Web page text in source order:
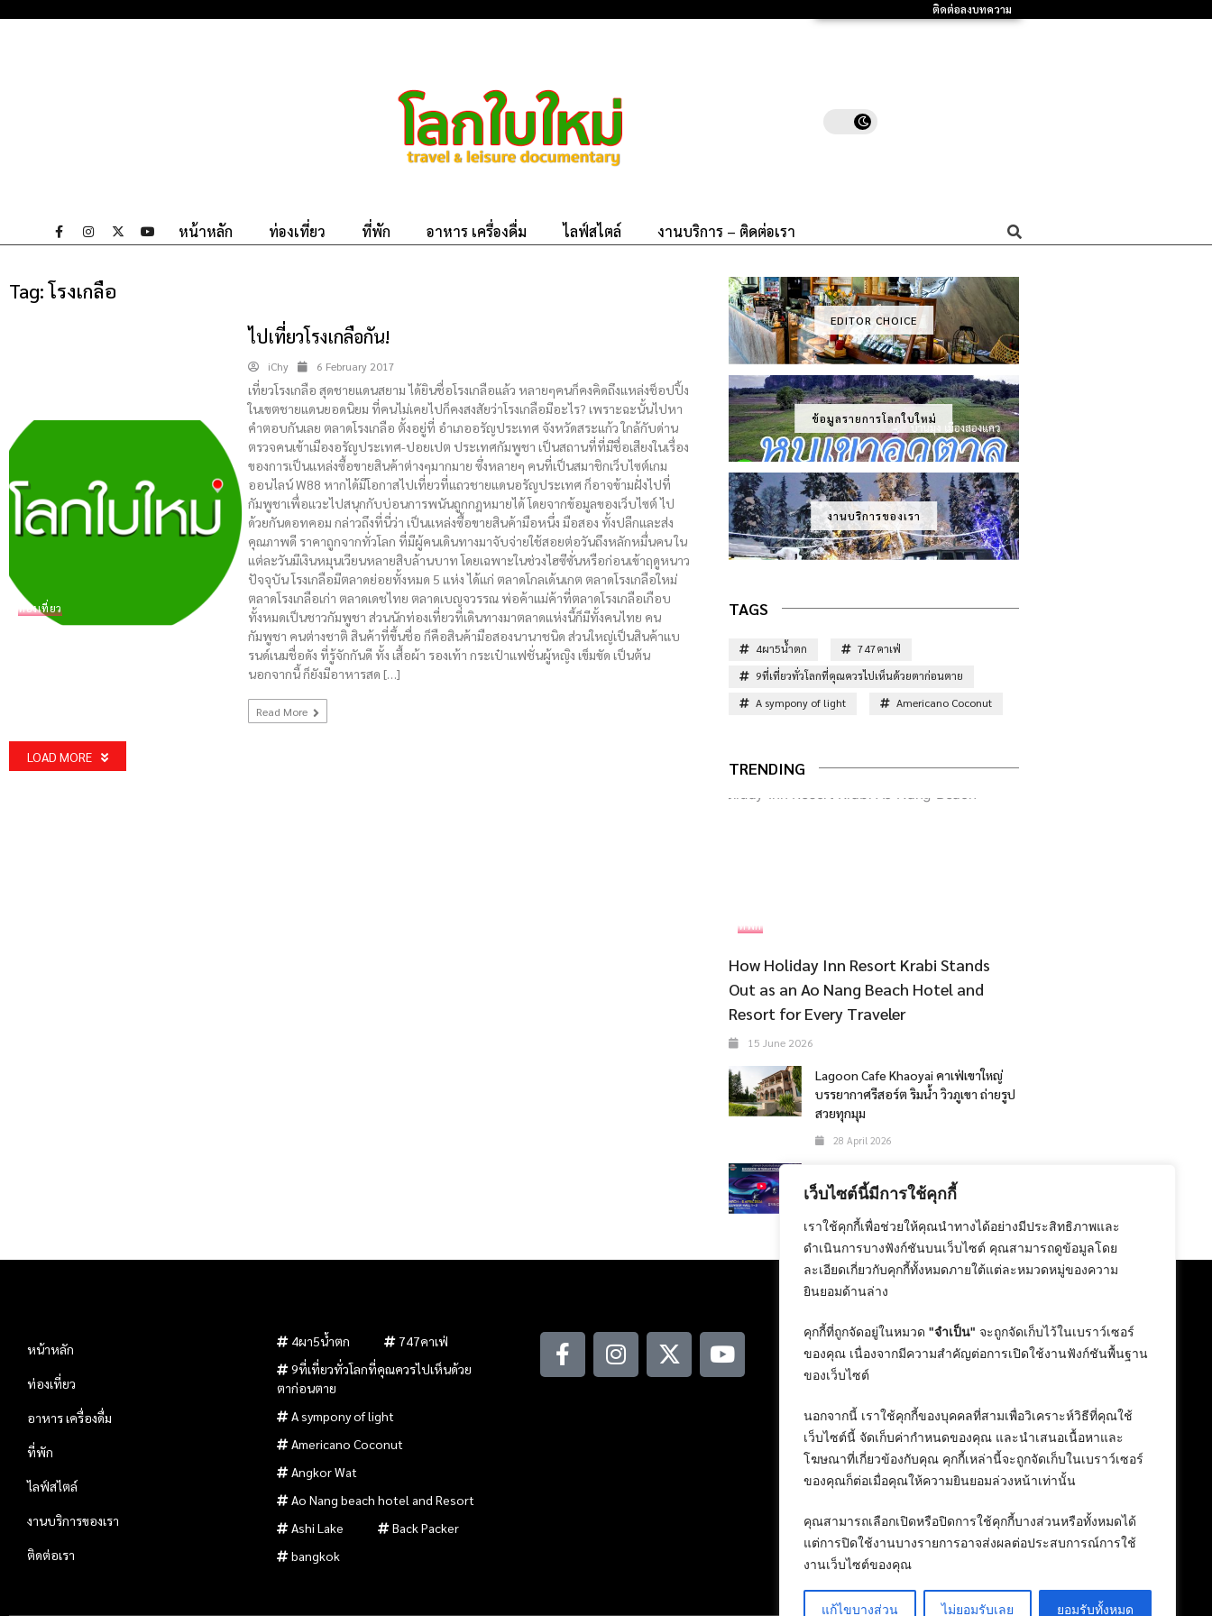
เว็บไซต์นี้มีการใช้คุกกี้
เราใช้คุกกี้เพื่อช่วยให้คุณนำทางได้อย่างมีประสิทธิภาพและ
ดำเนินการบางฟังก์ชันบนเว็บไซต์ คุณสามารถดูข้อมูลโดย
ละเอียดเกี่ยวกับคุกกี้ทั้งหมดภายใต้แต่ละหมวดหมู่ของความ
ยินยอมด้านล่าง
คุกกี้ที่ถูกจัดอยู่ในหมวด "จำเป็น" จะถูกจัดเก็บไว้ในเบราว์เซอร์
ของคุณ เนื่องจากมีความสำคัญต่อการเปิดใช้งานฟังก์ชันพื้นฐาน
ของเว็บไซต์
นอกจากนี้ เราใช้คุกกี้ของบุคคลที่สามเพื่อวิเคราะห์วิธีที่คุณใช้
เว็บไซต์นี้ จัดเก็บค่ากำหนดของคุณ และนำเสนอเนื้อหาและ
โฆษณาที่เกี่ยวข้องกับคุณ คุกกี้เหล่านี้จะถูกจัดเก็บในเบราว์เซอร์
ของคุณก็ต่อเมื่อคุณให้ความยินยอมล่วงหน้าเท่านั้น
คุณสามารถเลือกเปิดหรือปิดการใช้คุกกี้บางส่วนหรือทั้งหมดได้
แต่การปิดใช้งานบางรายการอาจส่งผลต่อประสบการณ์การใช้
งานเว็บไซต์ของคุณ
แก้ไขบางส่วน ไม่ยอมรับเลย ยอมรับทั้งหมด
ติดต่อลงบทความ
หน้าหลัก ท่องเที่ยว ที่พัก อาหาร เครื่องดื่ม ไลฟ์สไตล์ งานบริการ – ติดต่อเรา
Tag:โรงเกลือ
ท่องเที่ยว
ไปเที่ยวโรงเกลือกัน!
iChy 6 February 2017
เที่ยวโรงเกลือ สุดชายแดนสยาม ได้ยินชื่อโรงเกลือแล้ว หลายๆคนก็คงคิดถึงแหล่งช็อปปิ้ง
ในเขตชายแดนยอดนิยม ที่คนไม่เคยไปก็คงสงสัยว่าโรงเกลือมีอะไร? เพราะฉะนั้นไปหา
คำตอบกันเลย ตลาดโรงเกลือ ตั้งอยู่ที่ อำเภออรัญประเทศ จังหวัดสระแก้ว ใกล้กับด่าน
ตรวจคนเข้าเมืองอรัญประเทศ-ปอยเปต ประเทศกัมพูชา เป็นสถานที่ที่มีชื่อเสียงในเรื่อง
ของการเป็นแหล่งซื้อขายสินค้าต่างๆมากมาย ซึ่งหลายๆ คนที่เป็นสมาชิกเว็บไซต์เกม
ออนไลน์ W88 หากได้มีโอกาสไปเที่ยวที่แถวชายแดนอรัญประเทศ ก็อาจข้ามฝั่งไปที่
กัมพูชาเพื่อแวะไปสนุกกับบ่อนการพนันถูกกฎหมายได้ โดยจากข้อมูลของเว็บไซต์ ไป
ด้วยกันดอทคอม กล่าวถึงที่นี่ว่า เป็นแหล่งซื้อขายสินค้ามือหนึ่ง มือสอง ทั้งปลีกและส่ง
คุณภาพดี ราคาถูกจากทั่วโลก ที่มีผู้คนเดินทางมาจับจ่ายใช้สอยต่อวันถึงหลักหมื่นคน ใน
แต่ละวันมีเงินหมุนเวียนหลายสิบล้านบาท โดยเฉพาะในช่วงไฮซีซั่นหรือก่อนเข้าฤดูหนาว
ปัจจุบัน โรงเกลือมีตลาดย่อยทั้งหมด 5 แห่ง ได้แก่ ตลาดโกลเด้นเกต ตลาดโรงเกลือใหม่
ตลาดโรงเกลือเก่า ตลาดเดชไทย ตลาดเบญจวรรณ พ่อค้าแม่ค้าที่ตลาดโรงเกลือเกือบ
ทั้งหมดเป็นชาวกัมพูชา ส่วนนักท่องเที่ยวที่เดินทางมาตลาดแห่งนี้ก็มีทั้งคนไทย คน
กัมพูชา คนต่างชาติ สินค้าที่ขึ้นชื่อ ก็คือสินค้ามือสองนานาชนิด ส่วนใหญ่เป็นสินค้าแบ
รนด์เนมชื่อดัง ที่รู้จักกันดี ทั้ง เสื้อผ้า รองเท้า กระเป๋าแฟชั่นผู้หญิง เข็มขัด เป็นต้น
นอกจากนี้ ก็ยังมีอาหารสด […]
Read More
LOAD MORE
EDITOR CHOICE
ข้อมูลรายการโลกใบใหม่
งานบริการของเรา
TAGS
4ผา5น้ำตก
747คาเฟ่
9ที่เที่ยวทั่วโลกที่คุณควรไปเห็นด้วยตาก่อนตาย
A sympony of light
Americano Coconut
TRENDING
ที่พัก
How Holiday Inn Resort Krabi Stands
Out as an Ao Nang Beach Hotel and
Resort for Every Traveler
15 June 2026
Lagoon Cafe Khaoyai คาเฟ่เขาใหญ่
บรรยากาศรีสอร์ต ริมน้ำ วิวภูเขา ถ่ายรูป
สวยทุกมุม
28 April 2026
Motor Show 2026
24 February 2026
หน้าหลัก
ท่องเที่ยว
อาหาร เครื่องดื่ม
ที่พัก
ไลฟ์สไตล์
งานบริการของเรา
ติดต่อเรา
4ผา5น้ำตก
747คาเฟ่
9ที่เที่ยวทั่วโลกที่คุณควรไปเห็นด้วย
ตาก่อนตาย
A sympony of light
Americano Coconut
Angkor Wat
Ao Nang beach hotel and Resort
Ashi Lake
Back Packer
bangkok